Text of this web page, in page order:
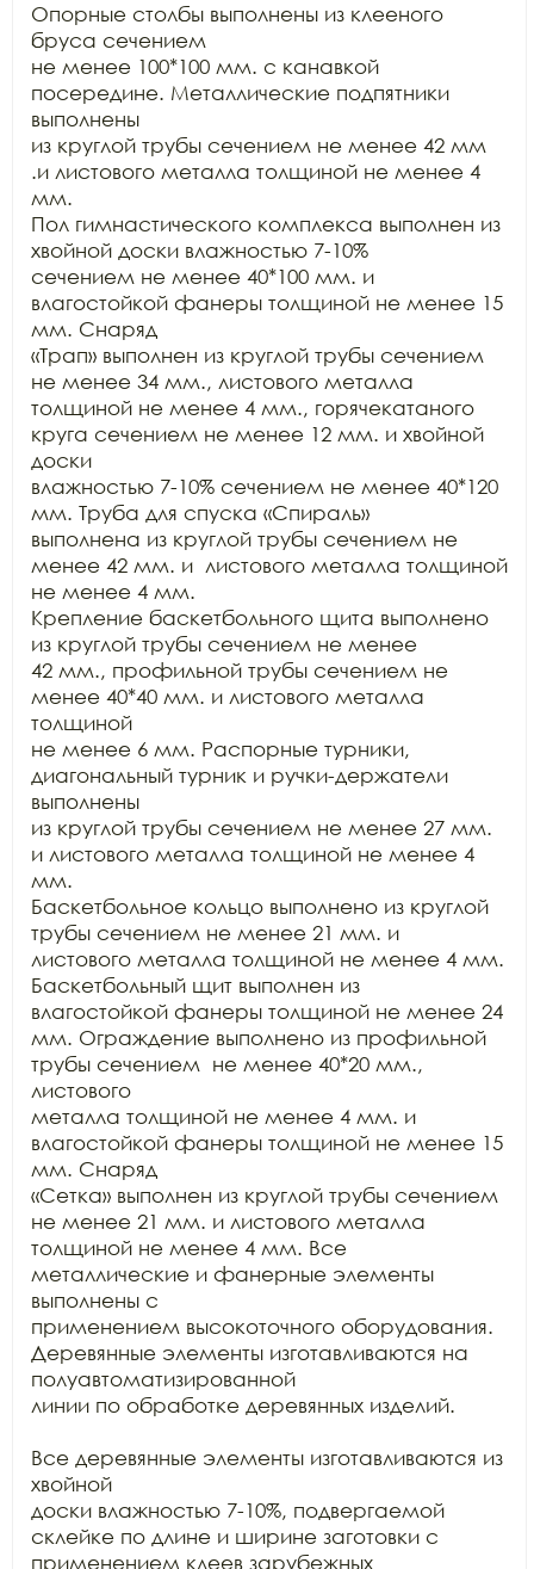
Опорные столбы выполнены из клееного
бруса сечением
не менее 100*100 мм. с канавкой
посередине. Металлические подпятники
выполнены
из круглой трубы сечением не менее 42 мм
.и листового металла толщиной не менее 4
мм.
Пол гимнастического комплекса выполнен из
хвойной доски влажностью 7-10%
сечением не менее 40*100 мм. и
влагостойкой фанеры толщиной не менее 15
мм. Снаряд
«Трап» выполнен из круглой трубы сечением
не менее 34 мм., листового металла
толщиной не менее 4 мм., горячекатаного
круга сечением не менее 12 мм. и хвойной
доски
влажностью 7-10% сечением не менее 40*120
мм. Труба для спуска «Спираль»
выполнена из круглой трубы сечением не
менее 42 мм. и  листового металла толщиной
не менее 4 мм.
Крепление баскетбольного щита выполнено
из круглой трубы сечением не менее
42 мм., профильной трубы сечением не
менее 40*40 мм. и листового металла
толщиной
не менее 6 мм. Распорные турники,
диагональный турник и ручки-держатели
выполнены
из круглой трубы сечением не менее 27 мм.
и листового металла толщиной не менее 4
мм.
Баскетбольное кольцо выполнено из круглой
трубы сечением не менее 21 мм. и
листового металла толщиной не менее 4 мм.
Баскетбольный щит выполнен из
влагостойкой фанеры толщиной не менее 24
мм. Ограждение выполнено из профильной
трубы сечением  не менее 40*20 мм.,
листового
металла толщиной не менее 4 мм. и
влагостойкой фанеры толщиной не менее 15
мм. Снаряд
«Сетка» выполнен из круглой трубы сечением
не менее 21 мм. и листового металла
толщиной не менее 4 мм. Все
металлические и фанерные элементы
выполнены с
применением высокоточного оборудования.
Деревянные элементы изготавливаются на
полуавтоматизированной
линии по обработке деревянных изделий.
Все деревянные элементы изготавливаются из
хвойной
доски влажностью 7-10%, подвергаемой
склейке по длине и ширине заготовки с
применением клеев зарубежных